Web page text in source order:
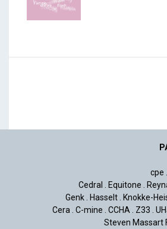
cpe
Cedral
Equitone
Genk
Hasselt Knokke-
Cera
C-mine CCHA Z33
Steven Massart